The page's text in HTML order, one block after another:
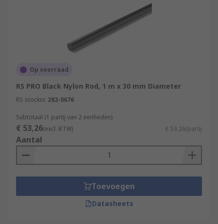
Op voorraad
RS PRO Black Nylon Rod, 1 m x 30 mm Diameter
RS-stocknr. 282-0676
Subtotaal (1 partij van 2 eenheden)
€ 53,26(excl. BTW) € 53,26/partij
Aantal
Toevoegen
Datasheets